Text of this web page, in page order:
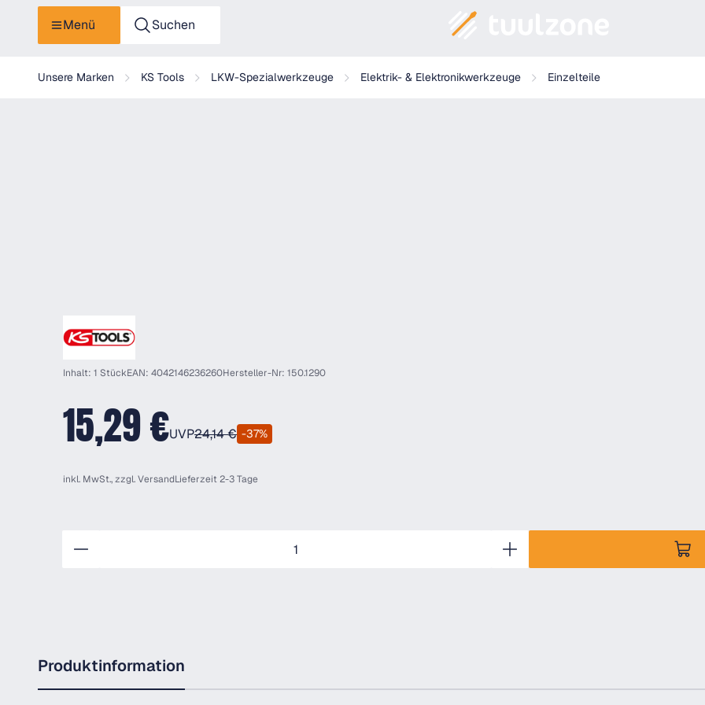
Menü Suchen
Unsere Marken KS Tools LKW-Spezialwerkzeuge Elektrik- & Elektronikwerkzeuge Einzelteile
KS Tools Kabel-Entriegelungswerkzeug für Rundsteckhülse 1,5mm
Inhalt: 1 StückEAN: 4042146236260Hersteller-Nr: 150.1290
15,29 €UVP24,14 € -37%
inkl. MwSt., zzgl.VersandLieferzeit 2-3 Tage
Produktinformation